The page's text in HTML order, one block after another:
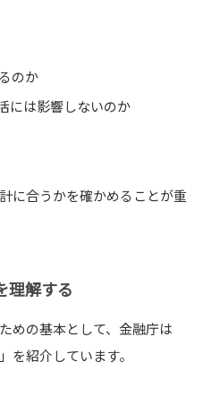
のか
には影響しないのか
に合うかを確かめることが重
理解する
めの基本として、金融庁は
を紹介しています。